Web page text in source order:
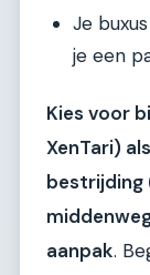
Je
je een
Kies voor
XenTari)
bestrijding
aanpak.